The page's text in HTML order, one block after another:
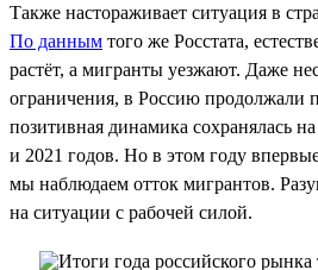
Также настораживает ситуация в
По данным того же Росстата,
растёт, а мигранты уезжают. Даже
ограничения, в Россию продолжали
позитивная динамика сохранялась
и 2021 годов. Но в этом году
мы наблюдаем отток мигрантов.
на ситуации с рабочей силой.